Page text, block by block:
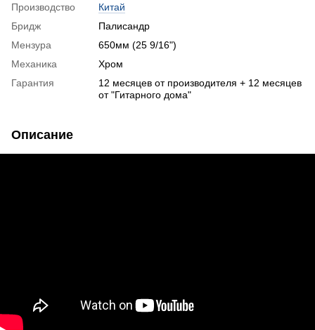
Производство
Китай
Бридж
Палисандр
Мензура
650мм (25 9/16")
Механика
Хром
Гарантия
12 месяцев от производителя + 12 месяцев
от "Гитарного дома"
Описание